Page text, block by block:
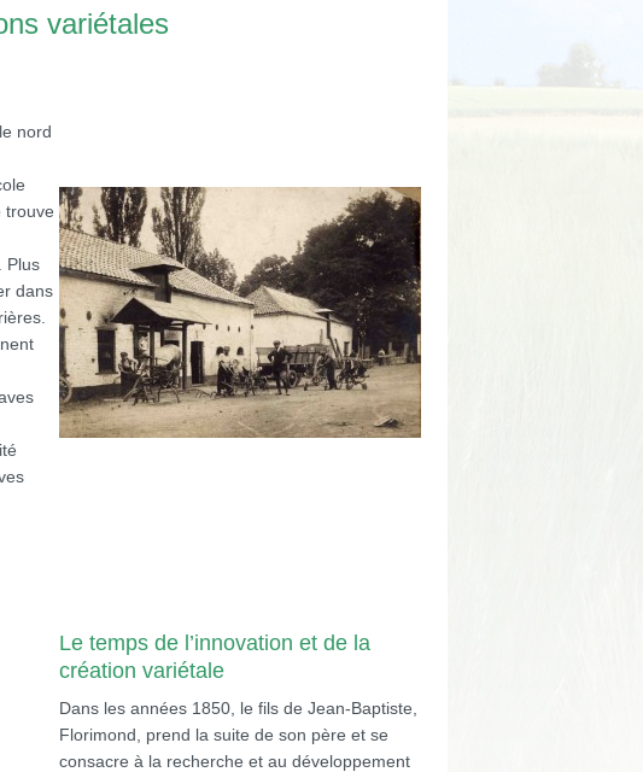
variétales
nord
trouve
Plus
dans
Le temps de l’innovation et de la
création variétale
Dans les années 1850, le fils de Jean-Baptiste,
Florimond, prend la suite de son père et se
consacre à la recherche et au développement